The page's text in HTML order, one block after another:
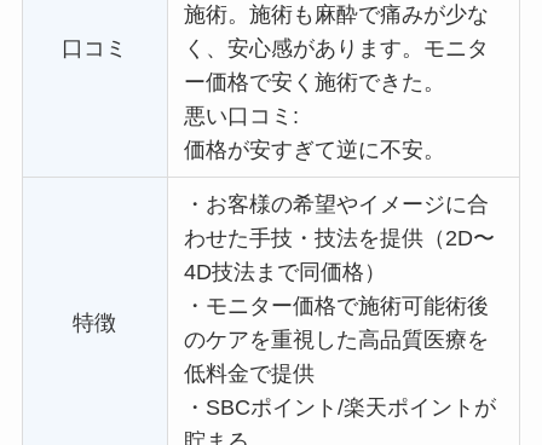
口コミ
施術。施術も麻酔で痛みが少な
く、安心感があります。 モニタ
ー価格で安く施術できた。
悪い口コミ:
価格が安すぎて逆に不安。
特徴
・ お客様の希望やイメージに合
わせた手技・技法を提供（2D〜
4D技法まで同価格）
・ モニター価格で施術可能術後
のケアを重視した高品質医療を
低料金で提供
・ SBCポイント/楽天ポイントが